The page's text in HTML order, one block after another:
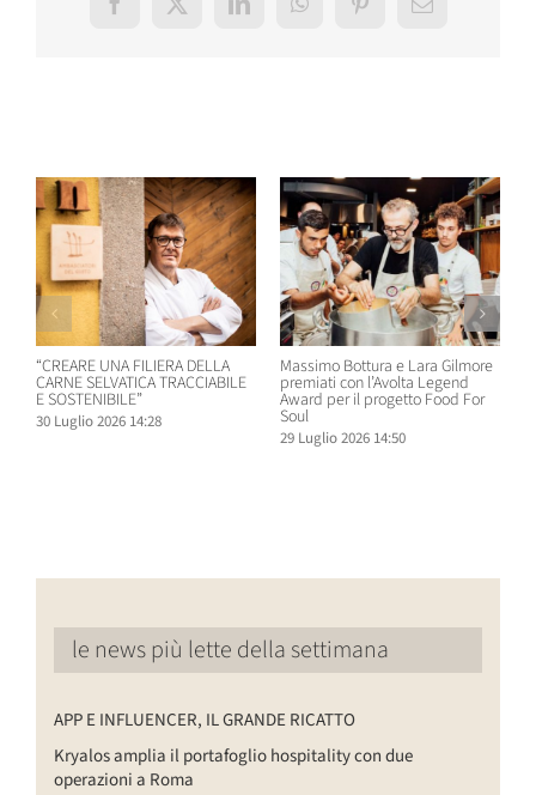
Facebook
X LinkedInWhatsAppPinterestEmail
“CREARE UNA FILIERA DELLA
CARNE SELVATICA TRACCIABILE
E SOSTENIBILE”
30 Luglio 2026 14:28
Massimo Bottura e Lara Gilmore
premiati con l’Avolta Legend
Award per il progetto Food For
Soul
29 Luglio 2026 14:50
le news più lette della settimana
APP E INFLUENCER, IL GRANDE RICATTO
Kryalos amplia il portafoglio hospitality con due
operazioni a Roma